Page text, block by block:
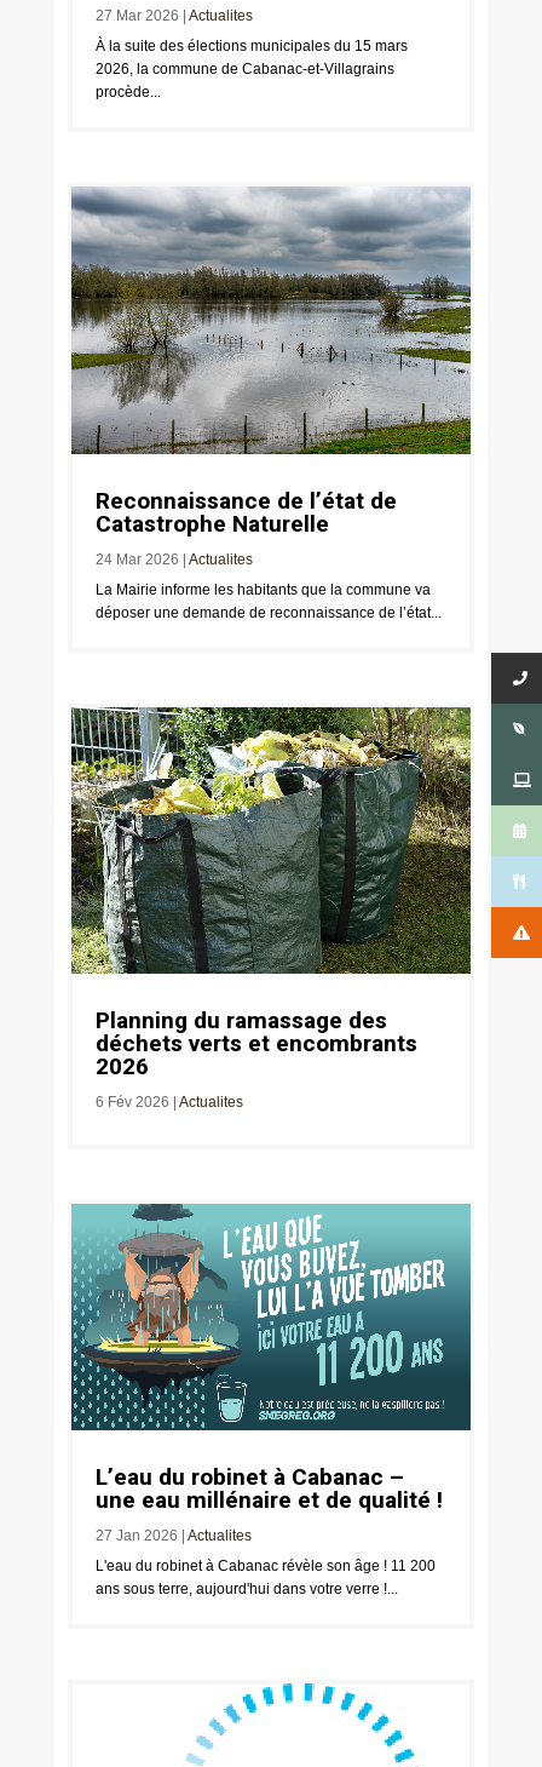
27 Mar 2026
Actualites
À la suite des élections municipales du 15 mars
2026, la commune de Cabanac-et-Villagrains
procède...
Reconnaissance de l’état de
Catastrophe Naturelle
24 Mar 2026
Actualites
La Mairie informe les habitants que la commune va
déposer une demande de reconnaissance de l’état...
Planning du ramassage des
déchets verts et encombrants
2026
6 Fév 2026 Actualites
L’eau du robinet à Cabanac –
une eau millénaire et de qualité !
27 Jan 2026 | Actualites
L'eau du robinet à Cabanac révèle son âge ! 11 200
ans sous terre, aujourd'hui dans votre verre !...